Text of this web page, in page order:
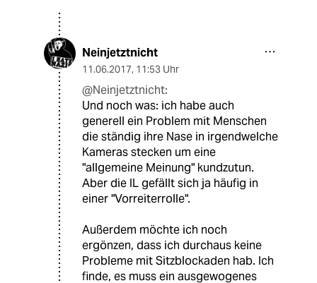
Neinjetztnicht
11.06.2017, 11:53 Uhr
@Neinjetztnicht:
Und noch was: ich habe auch
generell ein Problem mit Menschen
die ständig ihre Nase in irgendwelche
Kameras stecken um eine
"allgemeine Meinung" kundzutun.
Aber die IL gefällt sich ja häufig in
einer "Vorreiterrolle".
Außerdem möchte ich noch
ergönzen, dass ich durchaus keine
Probleme mit Sitzblockaden hab. Ich
finde, es muss ein ausgewogenes